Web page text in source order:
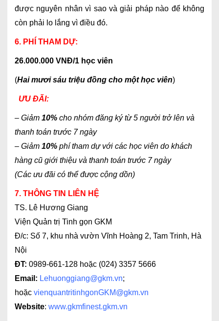
được nguyên nhân vì sao và giải pháp nào để không
còn phải lo lắng vì điều đó.
6. PHÍ THAM DỰ:
26.000.000 VNĐ/1 học viên
(Hai mươi sáu triệu đồng cho một học viên)
ƯU ĐÃI:
– Giảm 10% cho nhóm đăng ký từ 5 người trở lên và
thanh toán trước 7ngày
– Giảm 10% phí tham dự với các học viên do khách
hàng cũ giới thiệu và thanh toán trước 7ngày
(Các ưu đãi có thể được cộng dồn)
7. THÔNG TIN LIÊN HỆ
TS. Lê Hương Giang
Viện Quản trị Tinh gọn GKM
Đ/c: Số 7, khu nhà vườn Vĩnh Hoàng 2, Tam Trinh, Hà
Nội
ĐT: 0989-661-128 hoặc (024) 3357 5666
Email: Lehuonggiang@gkm.vn;
hoặc vienquantritinhgonGKM@gkm.vn
Website: www.gkmfinest.gkm.vn